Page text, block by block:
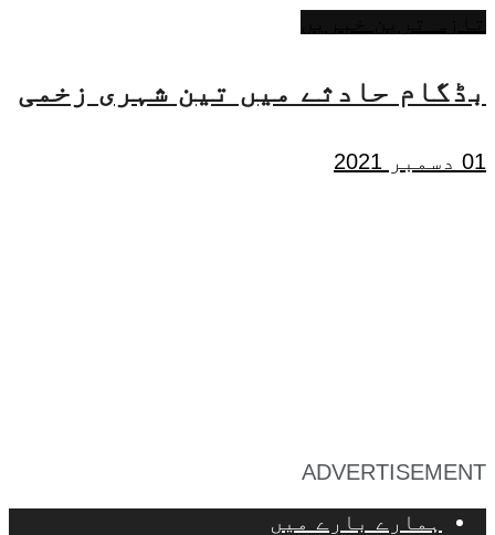
بڈگام حادثے میں تین شہری زخمی
01 دسمبر 2021
ADVERTISEMENT
ہمارے بارے میں